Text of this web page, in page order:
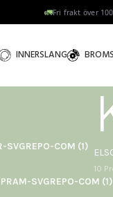
🚛Fri frakt över
INNERSLANG
10